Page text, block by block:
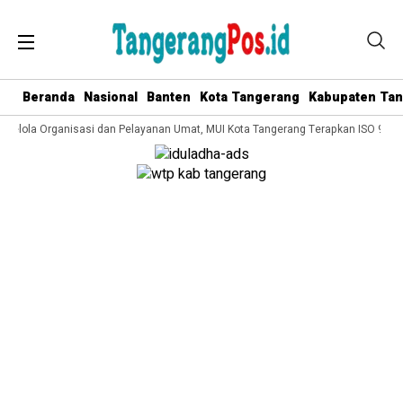
Beranda Nasional Banten Kota Tangerang Kabupaten
Organisasi dan Pelayanan Umat, MUI Kota Tangerang Terapkan ISO